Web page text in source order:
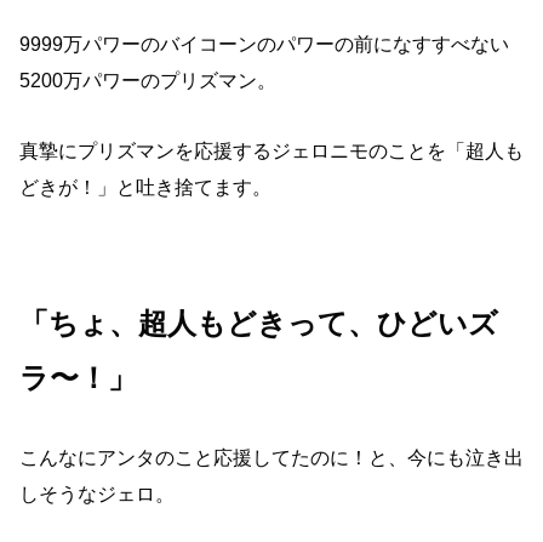
9999万パワーのバイコーンのパワーの前になすすべない
5200万パワーのプリズマン。
真摯にプリズマンを応援するジェロニモのことを「超人も
どきが！」と吐き捨てます。
「ちょ、超人もどきって、ひどいズ
ラ〜！」
こんなにアンタのこと応援してたのに！と、今にも泣き出
しそうなジェロ。